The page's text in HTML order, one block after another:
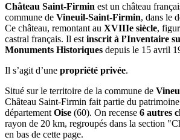
Château Saint-Firmin est un château
commune de Vineuil-Saint-Firmin, dans le
Ce château, remontant au XVIIIe siècle,
castral français. Il est inscrit à l’Inventaire
Monuments Historiques depuis le 15 avril
Il s’agit d’une propriété privée.
Situé sur le territoire de la commune de
Château Saint-Firmin fait partie du
département Oise (60). On recense 6 autres
rayon de 20 km, regroupés dans la section
en bas de cette page.